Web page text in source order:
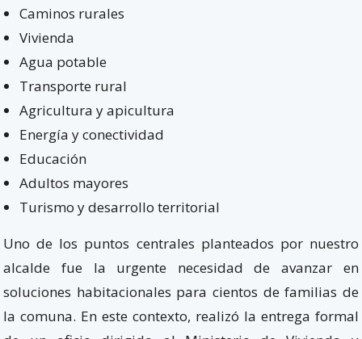
Caminos rurales
Vivienda
Agua potable
Transporte rural
Agricultura y apicultura
Energía y conectividad
Educación
Adultos mayores
Turismo y desarrollo territorial
Uno de los puntos centrales planteados por nuestro
alcalde fue la urgente necesidad de avanzar en
soluciones habitacionales para cientos de familias de
la comuna. En este contexto, realizó la entrega formal